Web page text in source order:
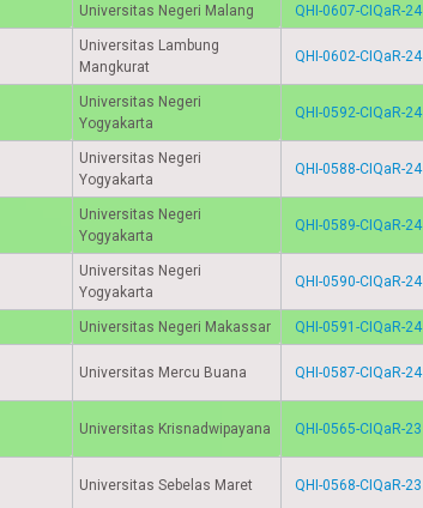
Universitas Negeri Malang QHI-0607-CIQaR-24
Universitas Lambung
Mangkurat
QHI-0602-CIQaR-24
Universitas Negeri
Yogyakarta
QHI-0592-CIQaR-24
Universitas Negeri
Yogyakarta
QHI-0588-CIQaR-24
Universitas Negeri
Yogyakarta
QHI-0589-CIQaR-24
Universitas Negeri
Yogyakarta
QHI-0590-CIQaR-24
Universitas Negeri Makassar QHI-0591-CIQaR-24
Universitas Mercu Buana QHI-0587-CIQaR-24
Universitas Krisnadwipayana QHI-0565-CIQaR-23
Universitas Sebelas Maret QHI-0568-CIQaR-23